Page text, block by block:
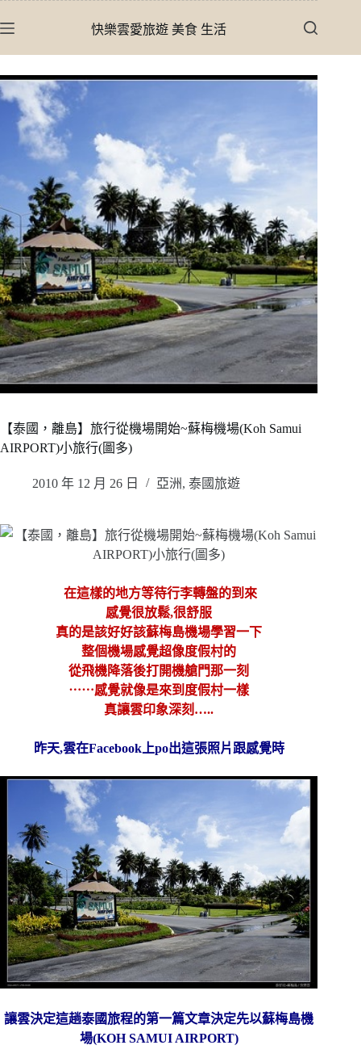
至
內
容
快樂雲愛旅遊 美食 生活
【泰國，離島】旅行從機場開始~蘇梅機場(Koh Samui
AIRPORT)小旅行(圖多)
2010 年 12 月 26 日 亞洲, 泰國旅遊
在這樣的地方等待行李轉盤的到來
感覺很放鬆,很舒服
真的是該好好該蘇梅島機場學習一下
整個機場感覺超像度假村的
從飛機降落後打開機艙門那一刻
⋯⋯感覺就像是來到度假村一樣
真讓雲印象深刻…..
昨天,雲在Facebook上po出這張照片跟感覺時
讓雲決定這趟泰國旅程的第一篇文章決定先以蘇梅島機
場(KOH SAMUI AIRPORT)